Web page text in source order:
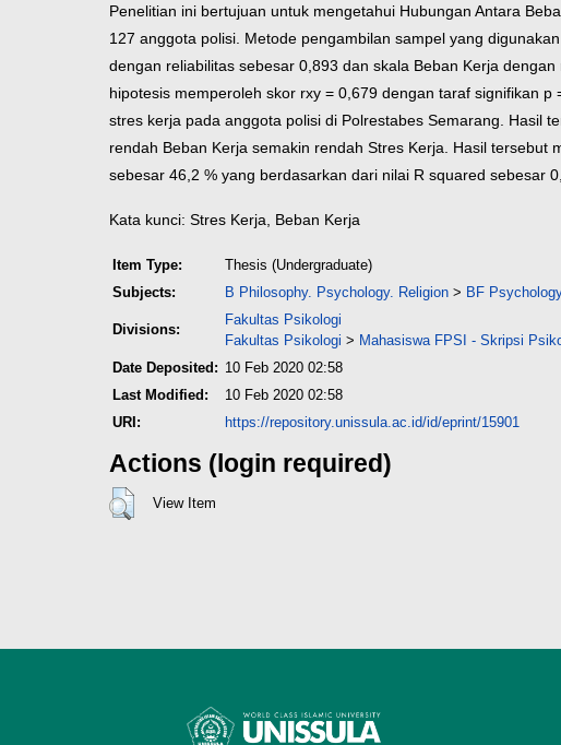
Penelitian ini bertujuan untuk mengetahui Hubungan Antara
127 anggota polisi. Metode pengambilan sampel yang
dengan reliabilitas sebesar 0,893 dan skala Beban Kerja
hipotesis memperoleh skor rxy = 0,679 dengan taraf signifikan
stres kerja pada anggota polisi di Polrestabes Semarang. Hasil
rendah Beban Kerja semakin rendah Stres Kerja. Hasil
sebesar 46,2 % yang berdasarkan dari nilai R squared sebesar
Kata kunci: Stres Kerja, Beban Kerja
Item Type:
Thesis (Undergraduate)
Subjects:
B Philosophy. Psychology. Religion > BF
Divisions:
Fakultas Psikologi
Fakultas Psikologi > Mahasiswa FPSI - Skripsi
Date Deposited: 10 Feb 2020 02:58
Last Modified:
10 Feb 2020 02:58
URI:
https://repository.unissula.ac.id/id/eprint/15901
Actions (login required)
View Item